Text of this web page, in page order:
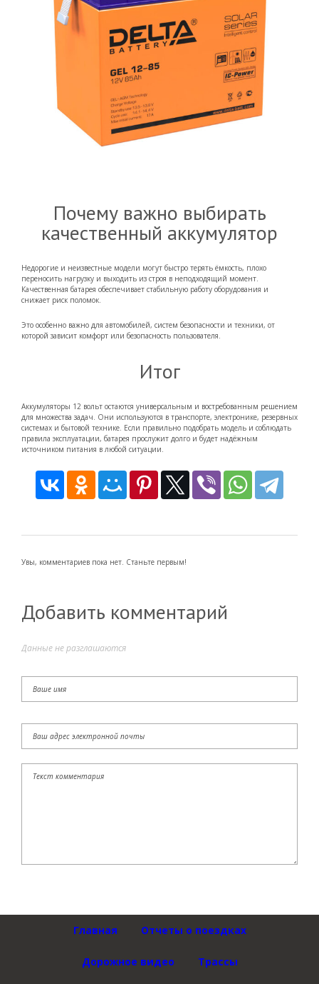
Почему важно выбирать
качественный аккумулятор
Недорогие и неизвестные модели могут быстро терять ёмкость, плохо
переносить нагрузку и выходить из строя в неподходящий момент.
Качественная батарея обеспечивает стабильную работу оборудования и
снижает риск поломок.
Это особенно важно для автомобилей, систем безопасности и техники, от
которой зависит комфорт или безопасность пользователя.
Итог
Аккумуляторы 12 вольт остаются универсальным и востребованным решением
для множества задач. Они используются в транспорте, электронике, резервных
системах и бытовой технике. Если правильно подобрать модель и соблюдать
правила эксплуатации, батарея прослужит долго и будет надёжным
источником питания в любой ситуации.
Увы, комментариев пока нет. Станьте первым!
Добавить комментарий
Данные не разглашаются
Главная Отчеты о поездках
Дорожное видео Трассы